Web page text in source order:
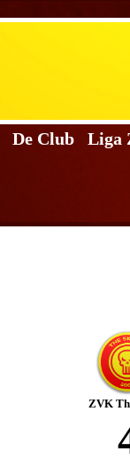
De Club Liga
ZVK